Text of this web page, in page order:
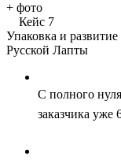
+ фото
Кейс 7
Упаковка и
Русской Лапты
С полного
заказчика уже